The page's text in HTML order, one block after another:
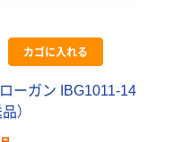
カゴに入れる
ーガン IBG1011-14
）